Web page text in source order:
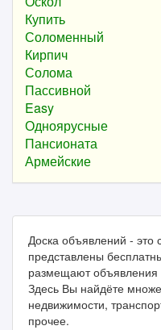
Купить
Соломенный
Кирпич
Солома
Пассивной
Easy
Одноярусные
Пансионата
Армейские
Доска объявлений -
представлены
размещают объявления
Здесь Вы найдёте
недвижимости,
прочее.